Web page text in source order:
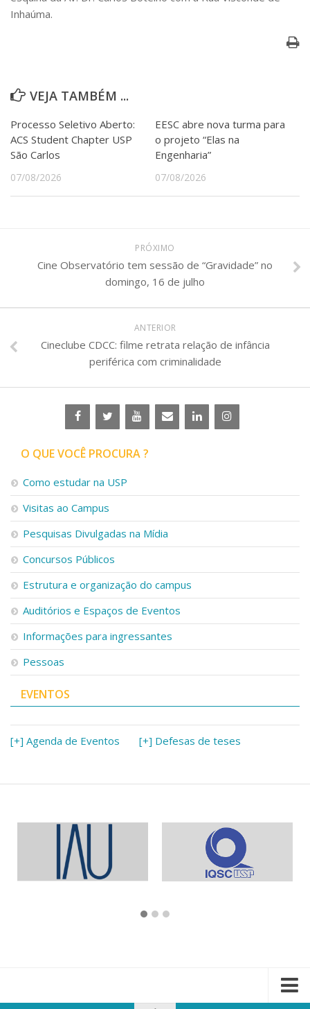
Inhaúma.
VEJA TAMBÉM ...
Processo Seletivo Aberto:
ACS Student Chapter USP
São Carlos
07/08/2026
EESC abre nova turma para
o projeto “Elas na
Engenharia”
07/08/2026
PRÓXIMO
Cine Observatório tem sessão de “Gravidade” no
domingo, 16 de julho
ANTERIOR
Cineclube CDCC: filme retrata relação de infância
periférica com criminalidade
O QUE VOCÊ PROCURA ?
Como estudar na USP
Visitas ao Campus
Pesquisas Divulgadas na Mídia
Concursos Públicos
Estrutura e organização do campus
Auditórios e Espaços de Eventos
Informações para ingressantes
Pessoas
EVENTOS
[+] Agenda de Eventos [+] Defesas de teses